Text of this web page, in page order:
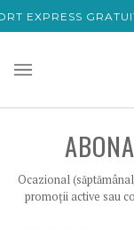
la
EXPRESS
Ocazional
promoții active sau